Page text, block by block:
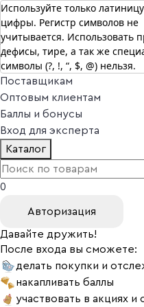
г. Москва
Vitual Peptide +7 (800) 101-
Специалистам
Поставщикам
Оптовым клиентам
Баллы и бонусы
Вход для эксперта
Каталог
0
Авторизация
Давайте дружить!
После входа вы сможете:
делать покупки и
накапливать баллы
участвовать в акциях и
Используйте только
цифры. Регистр символов не
учитывается. Использовать
дефисы, тире, а так же
символы (?, !, “, $, @) нельзя.